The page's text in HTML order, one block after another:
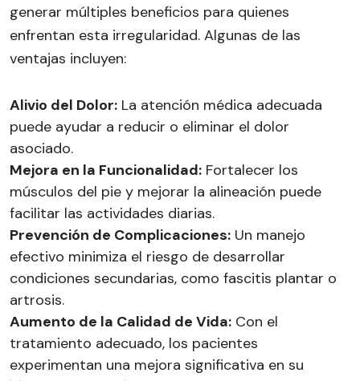
generar múltiples beneficios para quienes
enfrentan esta irregularidad. Algunas de las
ventajas incluyen:
Alivio del Dolor: La atención médica adecuada
puede ayudar a reducir o eliminar el dolor
asociado.
Mejora en la Funcionalidad: Fortalecer los
músculos del pie y mejorar la alineación puede
facilitar las actividades diarias.
Prevención de Complicaciones: Un manejo
efectivo minimiza el riesgo de desarrollar
condiciones secundarias, como fascitis plantar o
artrosis.
Aumento de la Calidad de Vida: Con el
tratamiento adecuado, los pacientes
experimentan una mejora significativa en su